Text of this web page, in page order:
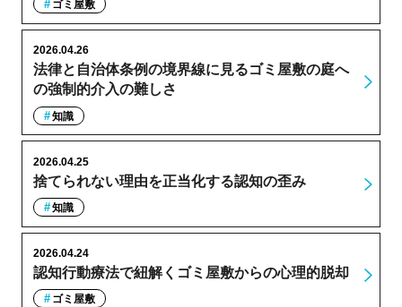
ゴミ屋敷
法律と自治体条例の境界線に見るゴミ屋敷の庭へ
の強制的介入の難しさ
2026.04.26
知識
捨てられない理由を正当化する認知の歪み
2026.04.25
知識
認知行動療法で紐解くゴミ屋敷からの心理的脱却
2026.04.24
ゴミ屋敷